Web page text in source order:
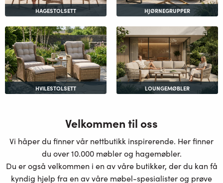
HAGESTOLSETT HJØRNEGRUPPER
HVILESTOLSETT LOUNGEMØBLER
Velkommen til oss
Vi håper du finner vår nettbutikk inspirerende. Her finner
du over 10.000 møbler og hagemøbler.
Du er også velkommen i en av våre butikker, der du kan få
kyndig hjelp fra en av våre møbel-spesialister og prøve